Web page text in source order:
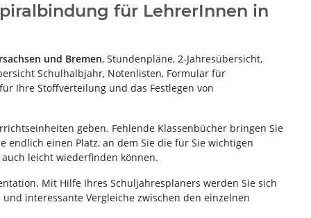
für LehrerInnen in
und Bremen, Stundenpläne, 2-Jahresübersicht,
Schulhalbjahr, Notenlisten, Formular für
Ihre Stoffverteilung und das Festlegen von
geben. Fehlende Klassenbücher bringen Sie
einen Platz, an dem Sie die für Sie wichtigen
leicht wiederfinden können.
Mit Hilfe Ihres Schuljahresplaners werden Sie sich
interessante Vergleiche zwischen den einzelnen